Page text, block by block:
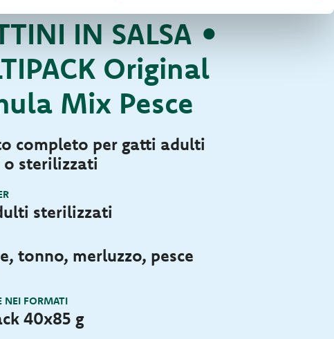
IN SALSA •
Original
Mix Pesce
completo per gatti adulti
sterilizzati
sterilizzati
tonno, merluzzo, pesce
NEI FORMATI
40x85 g